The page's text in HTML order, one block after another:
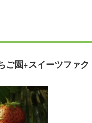
ご園+スイーツファク